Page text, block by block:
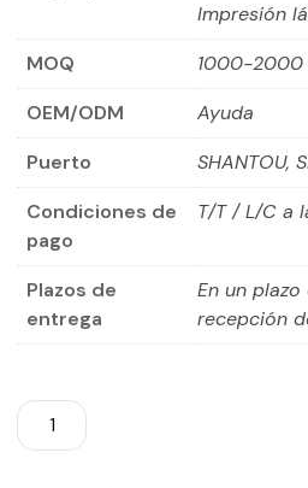
Impresión
MOQ
1000-2000
OEM/ODM
Ayuda
Puerto
SHANTOU,
Condiciones de
pago
T/T / L/C a
Plazos de
entrega
En un
recepción